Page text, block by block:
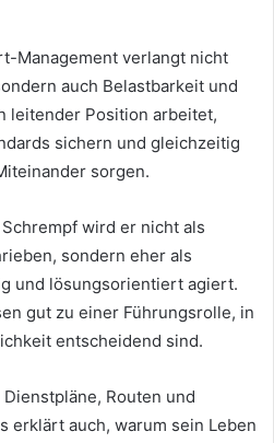
Management verlangt nicht
auch Belastbarkeit und
leitender Position arbeitet,
sichern und gleichzeitig
sorgen.
wird er nicht als
sondern eher als
und lösungsorientiert agiert.
gut zu einer Führungsrolle, in
entscheidend sind.
Routen und
erklärt auch, warum sein Leben